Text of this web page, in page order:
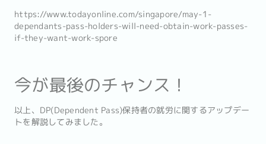
https://www.todayonline.com/singapore/may-1-
dependants-pass-holders-will-need-obtain-work-passes-
if-they-want-work-spore
今が最後のチャンス！
以上、DP(Dependent Pass)保持者の就労に関するアップデー
トを解説してみました。